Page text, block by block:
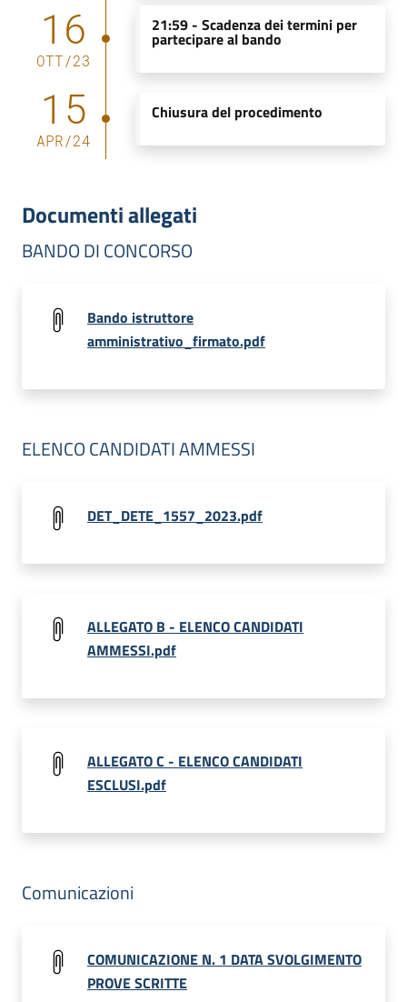
16
OTT/23
21:59 - Scadenza dei termini per
partecipare al bando
15
APR/24
Chiusura del procedimento
Documenti allegati
BANDO DI CONCORSO
Bando istruttore
amministrativo_firmato.pdf
ELENCO CANDIDATI AMMESSI
DET_DETE_1557_2023.pdf
ALLEGATO B - ELENCO CANDIDATI
AMMESSI.pdf
ALLEGATO C - ELENCO CANDIDATI
ESCLUSI.pdf
Comunicazioni
COMUNICAZIONE N. 1 DATA SVOLGIMENTO
PROVE SCRITTE